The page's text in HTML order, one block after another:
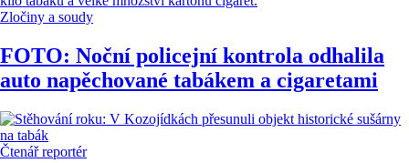
Zločiny a soudy
FOTO: Noční policejní kontrola odhalila
auto napěchované tabákem a cigaretami
Čtenář reportér